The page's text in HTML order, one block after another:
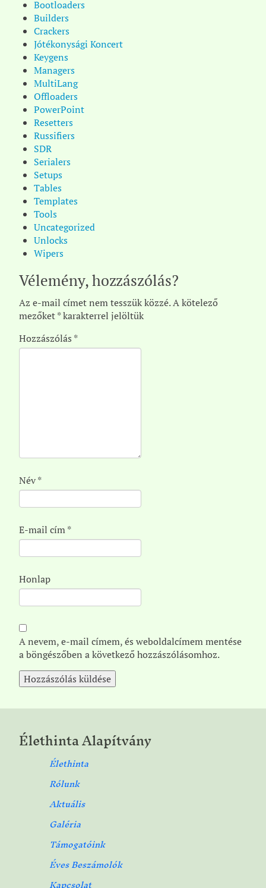
Bootloaders
Builders
Crackers
Jótékonysági Koncert
Keygens
Managers
MultiLang
Offloaders
PowerPoint
Resetters
Russifiers
SDR
Serialers
Setups
Tables
Templates
Tools
Uncategorized
Unlocks
Wipers
Vélemény, hozzászólás?
Az e-mail címet nem tesszük közzé.A kötelező
mezőket*karakterrel jelöltük
Hozzászólás *
Név*
E-mail cím*
Honlap
A nevem, e-mail címem, és weboldalcímem mentése
a böngészőben a következő hozzászólásomhoz.
Élethinta Alapítvány
Élethinta
Rólunk
Aktuális
Galéria
Támogatóink
Éves Beszámolók